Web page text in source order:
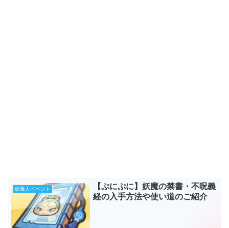
妖魔人イベント
【ぷにぷに】妖魔の禁書・不呪義
経の入手方法や使い道のご紹介